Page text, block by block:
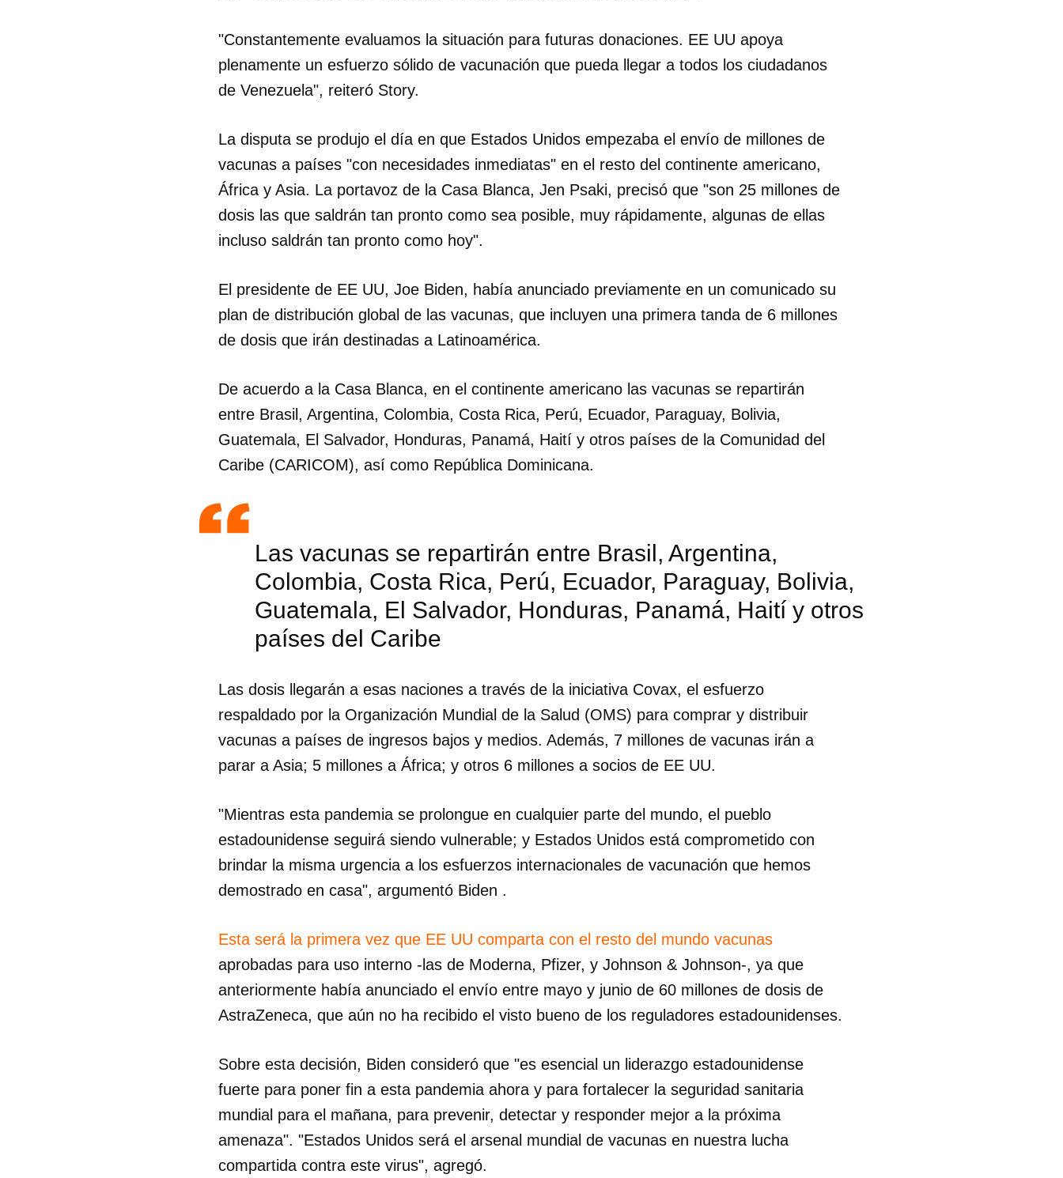
Guardar como favorito
Para poder guardar como favorito, primero has de iniciar sesión con tu
"Constantemente evaluamos la situación para futuras donaciones. EE UU apoya
plenamente un esfuerzo sólido de vacunación que pueda llegar a todos los ciudadanos
de Venezuela", reiteró Story.
La disputa se produjo el día en que Estados Unidos empezaba el envío de millones de
vacunas a países "con necesidades inmediatas" en el resto del continente americano,
África y Asia. La portavoz de la Casa Blanca, Jen Psaki, precisó que "son 25 millones de
dosis las que saldrán tan pronto como sea posible, muy rápidamente, algunas de ellas
incluso saldrán tan pronto como hoy".
El presidente de EE UU, Joe Biden, había anunciado previamente en un comunicado su
plan de distribución global de las vacunas, que incluyen una primera tanda de 6 millones
de dosis que irán destinadas a Latinoamérica.
De acuerdo a la Casa Blanca, en el continente americano las vacunas se repartirán
entre Brasil, Argentina, Colombia, Costa Rica, Perú, Ecuador, Paraguay, Bolivia,
Guatemala, El Salvador, Honduras, Panamá, Haití y otros países de la Comunidad del
Caribe (CARICOM), así como República Dominicana.
Las vacunas se repartirán entre Brasil, Argentina,
Colombia, Costa Rica, Perú, Ecuador, Paraguay, Bolivia,
Guatemala, El Salvador, Honduras, Panamá, Haití y otros
países del Caribe
Las dosis llegarán a esas naciones a través de la iniciativa Covax, el esfuerzo
respaldado por la Organización Mundial de la Salud (OMS) para comprar y distribuir
vacunas a países de ingresos bajos y medios. Además, 7 millones de vacunas irán a
parar a Asia; 5 millones a África; y otros 6 millones a socios de EE UU.
"Mientras esta pandemia se prolongue en cualquier parte del mundo, el pueblo
estadounidense seguirá siendo vulnerable; y Estados Unidos está comprometido con
brindar la misma urgencia a los esfuerzos internacionales de vacunación que hemos
demostrado en casa", argumentó Biden .
Esta será la primera vez que EE UU comparta con el resto del mundo vacunas
aprobadas para uso interno -las de Moderna, Pfizer, y Johnson & Johnson-, ya que
anteriormente había anunciado el envío entre mayo y junio de 60 millones de dosis de
AstraZeneca, que aún no ha recibido el visto bueno de los reguladores estadounidenses.
Sobre esta decisión, Biden consideró que "es esencial un liderazgo estadounidense
fuerte para poner fin a esta pandemia ahora y para fortalecer la seguridad sanitaria
mundial para el mañana, para prevenir, detectar y responder mejor a la próxima
amenaza". "Estados Unidos será el arsenal mundial de vacunas en nuestra lucha
compartida contra este virus", agregó.